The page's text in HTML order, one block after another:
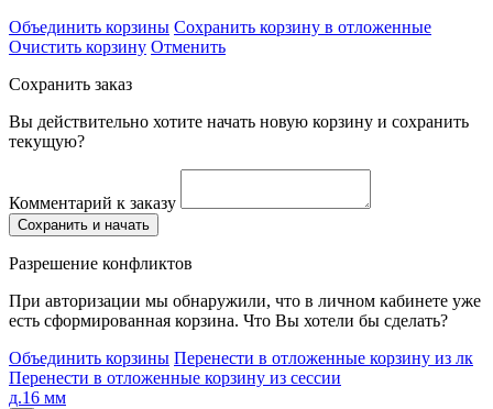
Объединить корзины Сохранить корзину в отложенные
Очистить корзину Отменить
Сохранить заказ
Вы действительно хотите начать новую корзину и сохранить
текущую?
Комментарий к заказу
Сохранить и начать
Разрешение конфликтов
При авторизации мы обнаружили, что в личном кабинете уже
есть сформированная корзина. Что Вы хотели бы сделать?
Объединить корзины Перенести в отложенные корзину из лк
Перенести в отложенные корзину из сессии
д.16 мм